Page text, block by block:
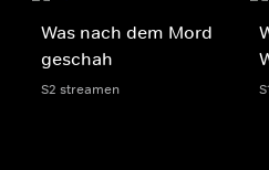
Was nach dem Mord
geschah
S2 streamen